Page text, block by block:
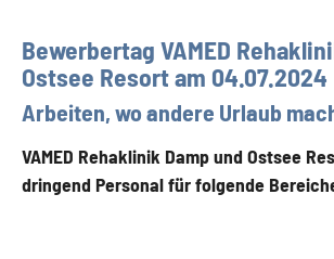
Bewerbertag VAMED
Ostsee Resort am 04.07.2024
Arbeiten, wo andere Urlaub
VAMED Rehaklinik Damp und Ostsee
dringend Personal für folgende